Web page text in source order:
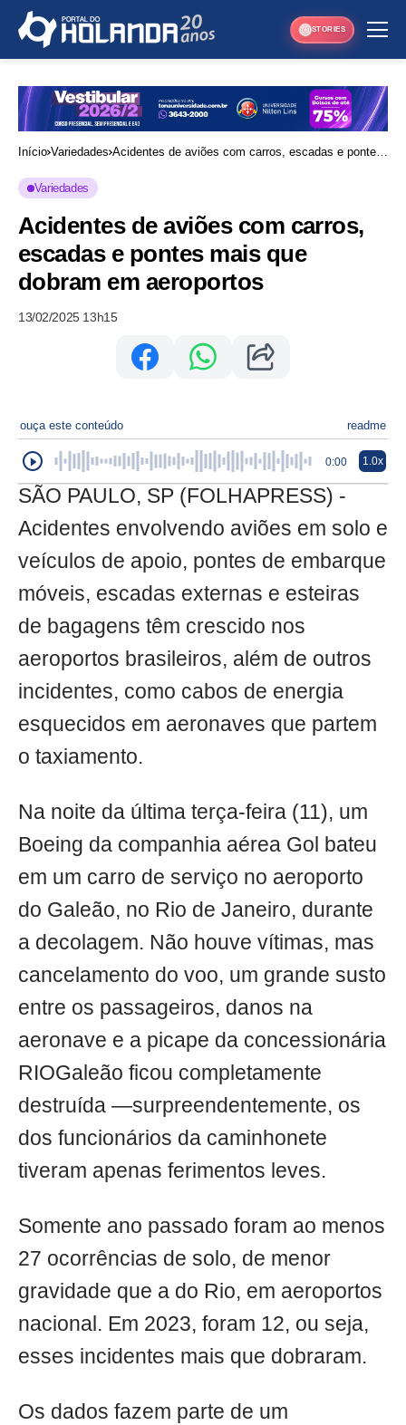
STORIES
Início Variedades Acidentes de aviões com carros, escadas e pontes
Variedades
Acidentes de aviões com carros,
escadas e pontes mais que
dobram em aeroportos
13/02/2025 13h15
ouça este conteúdo readme
0:00 1.0x
SÃO PAULO, SP (FOLHAPRESS) -
Acidentes envolvendo aviões em solo e
veículos de apoio, pontes de embarque
móveis, escadas externas e esteiras
de bagagens têm crescido nos
aeroportos brasileiros, além de outros
incidentes, como cabos de energia
esquecidos em aeronaves que partem
o taxiamento.
Na noite da última terça-feira (11), um
Boeing da companhia aérea Gol bateu
em um carro de serviço no aeroporto
do Galeão, no Rio de Janeiro, durante
a decolagem. Não houve vítimas, mas
cancelamento do voo, um grande susto
entre os passageiros, danos na
aeronave e a picape da concessionária
RIOGaleão ficou completamente
destruída —surpreendentemente, os
dos funcionários da caminhonete
tiveram apenas ferimentos leves.
Somente ano passado foram ao menos
27 ocorrências de solo, de menor
gravidade que a do Rio, em aeroportos
nacional. Em 2023, foram 12, ou seja,
esses incidentes mais que dobraram.
Os dados fazem parte de um